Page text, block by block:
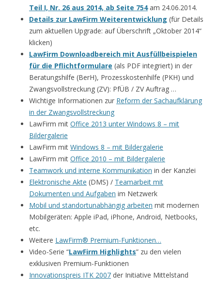
Teil I, Nr. 26 aus 2014, ab Seite 754 am 24.06.2014.
Details zur LawFirm Weiterentwicklung (für Details
zum aktuellen Upgrade: auf Überschrift „Oktober 2014“
klicken)
LawFirm Downloadbereich mit Ausfüllbeispielen
für die Pflichtformulare (als PDF integriert) in der
Beratungshilfe (BerH), Prozesskostenhilfe (PKH) und
Zwangsvollstreckung (ZV): PfÜB / ZV Auftrag …
Wichtige Informationen zur Reform der Sachaufklärung
in der Zwangsvollstreckung
LawFirm mit Office 2013 unter Windows 8 – mit
Bildergalerie
LawFirm mit Windows 8 – mit Bildergalerie
LawFirm mit Office 2010 – mit Bildergalerie
Teamwork und interne Kommunikation in der Kanzlei
Elektronische Akte (DMS) / Teamarbeit mit
Dokumenten und Aufgaben im Netzwerk
Mobil und standortunabhängig arbeiten mit modernen
Mobilgeräten: Apple iPad, iPhone, Android, Netbooks,
etc.
Weitere LawFirm® Premium-Funktionen…
Video-Serie “LawFirm Highlights” zu den vielen
exklusiven Premium-Funktionen
Innovationspreis ITK 2007 der Initiative Mittelstand